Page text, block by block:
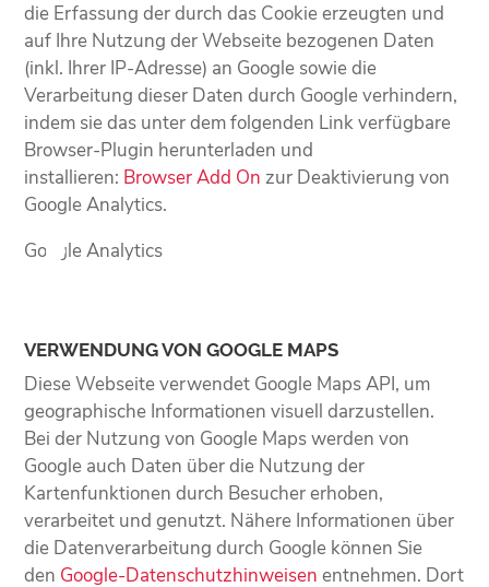
die Erfassung der durch das Cookie erzeugten und
auf Ihre Nutzung der Webseite bezogenen Daten
(inkl. Ihrer IP-Adresse) an Google sowie die
Verarbeitung dieser Daten durch Google verhindern,
indem sie das unter dem folgenden Link verfügbare
Browser-Plugin herunterladen und
installieren: Browser Add On zur Deaktivierung von
Google Analytics.
Google Analytics
VERWENDUNG VON GOOGLE MAPS
Diese Webseite verwendet Google Maps API, um
geographische Informationen visuell darzustellen.
Bei der Nutzung von Google Maps werden von
Google auch Daten über die Nutzung der
Kartenfunktionen durch Besucher erhoben,
verarbeitet und genutzt. Nähere Informationen über
die Datenverarbeitung durch Google können Sie
den Google-Datenschutzhinweisen entnehmen. Dort